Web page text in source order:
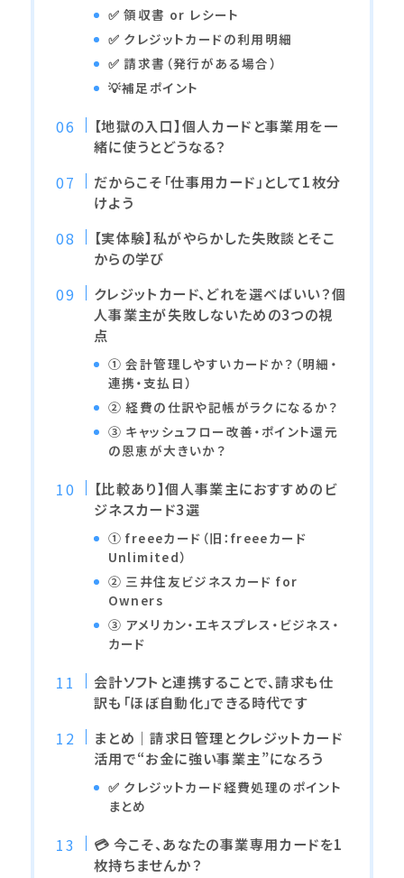
✅ 領収書 or レシート
✅ クレジットカードの利用明細
✅ 請求書（発行がある場合）
💡補足ポイント
【地獄の入口】個人カードと事業用を一
緒に使うとどうなる？
だからこそ「仕事用カード」として1枚分
けよう
【実体験】私がやらかした失敗談とそこ
からの学び
クレジットカード、どれを選べばいい？個
人事業主が失敗しないための3つの視
点
① 会計管理しやすいカードか？（明細・
連携・支払日）
② 経費の仕訳や記帳がラクになるか？
③ キャッシュフロー改善・ポイント還元
の恩恵が大きいか？
【比較あり】個人事業主におすすめのビ
ジネスカード3選
① freeeカード（旧：freeeカード
Unlimited）
② 三井住友ビジネスカード for
Owners
③ アメリカン・エキスプレス・ビジネス・
カード
会計ソフトと連携することで、請求も仕
訳も「ほぼ自動化」できる時代です
まとめ｜請求日管理とクレジットカード
活用で“お金に強い事業主”になろう
✅ クレジットカード経費処理のポイント
まとめ
💳 今こそ、あなたの事業専用カードを1
枚持ちませんか？